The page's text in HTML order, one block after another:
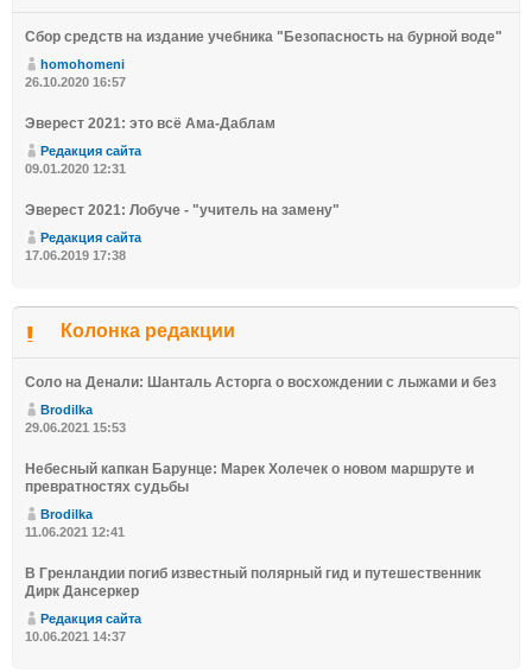
Сбор средств на издание учебника "Безопасность на бурной воде"
homohomeni
26.10.2020 16:57
Эверест 2021: это всё Ама-Даблам
Редакция сайта
09.01.2020 12:31
Эверест 2021: Лобуче - "учитель на замену"
Редакция сайта
17.06.2019 17:38
Колонка редакции
Соло на Денали: Шанталь Асторга о восхождении с лыжами и без
Brodilka
29.06.2021 15:53
Небесный капкан Барунце: Марек Холечек о новом маршруте и
превратностях судьбы
Brodilka
11.06.2021 12:41
В Гренландии погиб известный полярный гид и путешественник
Дирк Дансеркер
Редакция сайта
10.06.2021 14:37